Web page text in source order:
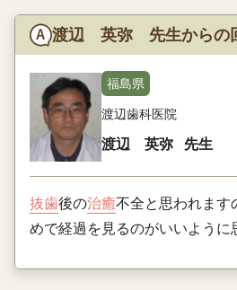
渡辺 英弥 先生からの
福島県
渡辺歯科医院
渡辺 英弥 先生
抜歯後の治癒不全と思われます
めで経過を見るのがいいように